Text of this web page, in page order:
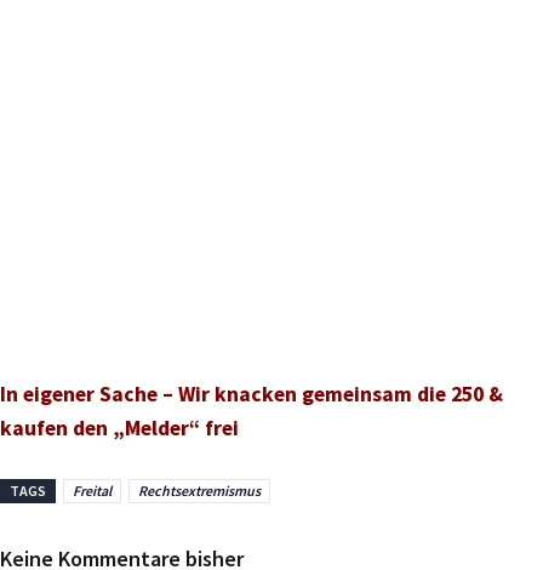
In eigener Sache – Wir knacken gemeinsam die 250 &
kaufen den „Melder“ frei
TAGS Freital Rechtsextremismus
Keine Kommentare bisher